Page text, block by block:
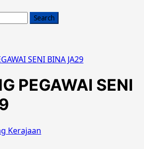
SENI BINA JA29
PEGAWAI SENI
Kerajaan